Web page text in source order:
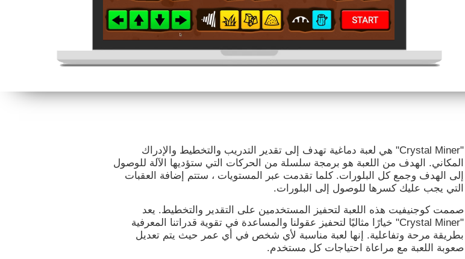
"Crystal Miner" هي لعبة دماغية تهدف إلى تقدير التدريب والتخطيط والإدراك
المكاني. الهدف من اللعبة هو برمجة سلسلة من الحركات التي ستؤديها الآلة للوصول
إلى الهدف وجمع كل البلورات. كلما تقدمت عبر المستويات ، ستتم إضافة العقبات
التي يجب عليك كسرها للوصول إلى البلورات.
صممت كوجنيفيت هذه اللعبة لتحفيز المستخدمين على التقدير والتخطيط. يعد
"Crystal Miner" خيارًا مثاليًا لتحفيز عقولنا والمساعدة في تقوية قدراتنا المعرفية
بطريقة مرحة وتفاعلية. إنها لعبة مناسبة لأي شخص في أي عمر حيث يتم تعديل
صعوبة اللعبة مع مراعاة احتياجات كل مستخدم.